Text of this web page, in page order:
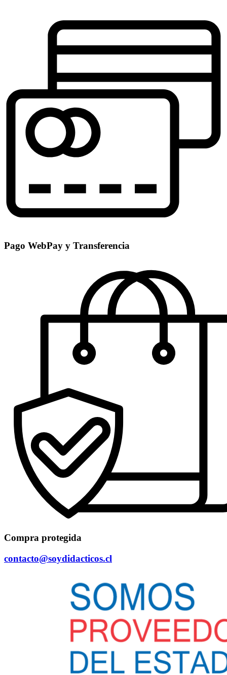
Pago WebPay y Transferencia
Compra protegida
contacto@soydidacticos.cl